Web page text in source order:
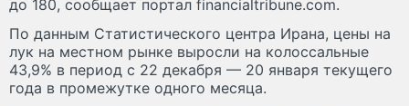
до 180, сообщает портал financialtribune.com.
По данным Статистического центра Ирана, цены на
лук на местном рынке выросли на колоссальные
43,9% в период с 22 декабря — 20 января текущего
года в промежутке одного месяца.